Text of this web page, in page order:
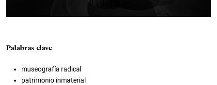
Palabras clave
museografía radical
patrimonio inmaterial